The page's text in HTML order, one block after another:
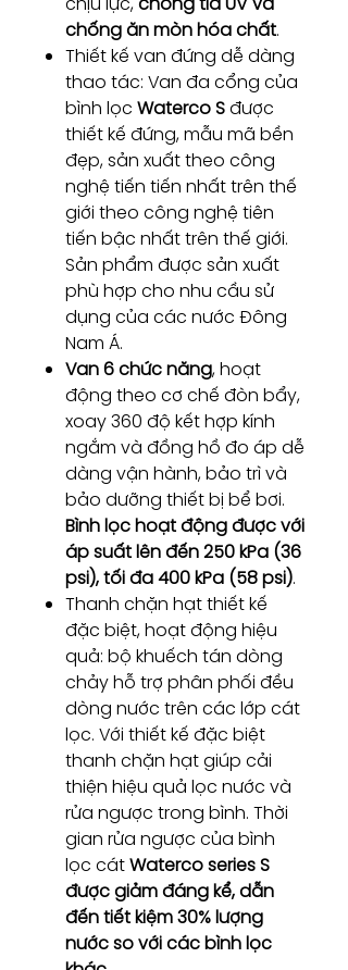
chống ăn mòn hóa chất.
Thiết kế van đứng dễ dàng
thao tác: Van đa cổng của
bình lọc Waterco Sđược
thiết kế đứng, mẫu mã bền
đẹp, sản xuất theo công
nghệ tiến tiến nhất trên thế
giới theo công nghệ tiên
tiến bậc nhất trên thế giới.
Sản phẩm được sản xuất
phù hợp cho nhu cầu sử
dụng của các nước Đông
Nam Á.
Van 6 chức năng, hoạt
động theo cơ chế đòn bẩy,
xoay 360 độ kết hợp kính
ngắm và đồng hồ đo áp dễ
dàng vận hành, bảo trì và
bảo dưỡng thiết bị bể bơi.
Bình lọc hoạt động được với
áp suất lên đến 250 kPa (36
psi), tối đa 400 kPa (58 psi).
Thanh chặn hạt thiết kế
đặc biệt, hoạt động hiệu
quả: bộ khuếch tán dòng
chảy hỗ trợ phân phối đều
dòng nước trên các lớp cát
lọc. Với thiết kế đặc biệt
thanh chặn hạt giúp cải
thiện hiệu quả lọc nước và
rửa ngược trong bình. Thời
gian rửa ngược của bình
lọc cátWaterco series S
được giảm đáng kể, dẫn
đến tiết kiệm 30% lượng
nước so với các bình lọc